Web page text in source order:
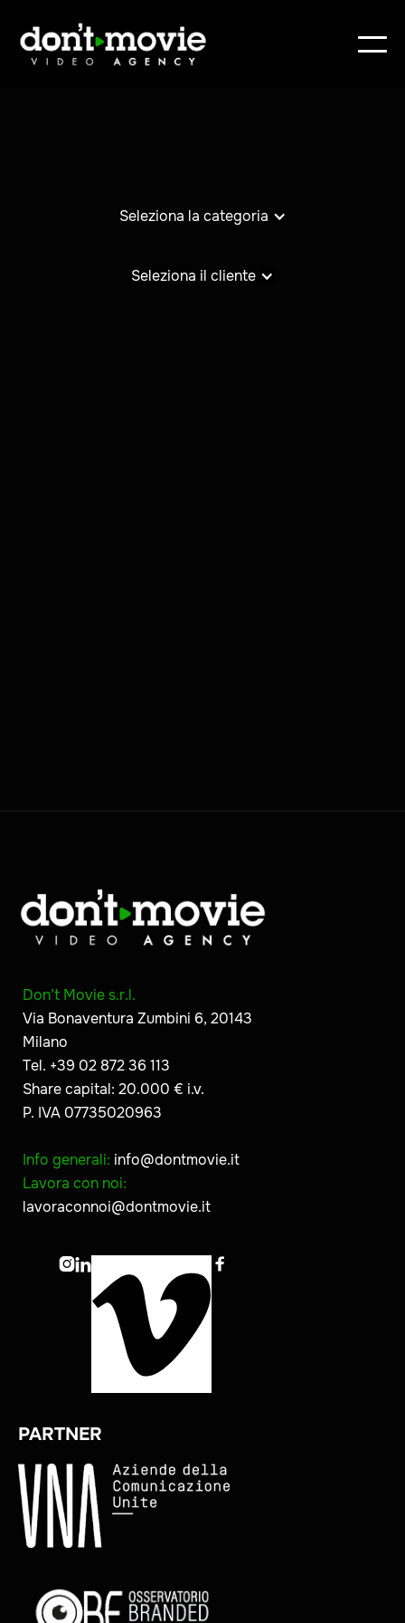
Seleziona la categoria
Seleziona il cliente
Don’t Movie s.r.l.
Via Bonaventura Zumbini 6, 20143
Milano
Tel. +39 02 872 36 113
Share capital: 20.000 € i.v.
P. IVA 07735020963
Info generali: info@dontmovie.it
Lavora con noi:
lavoraconnoi@dontmovie.it
 
PARTNER